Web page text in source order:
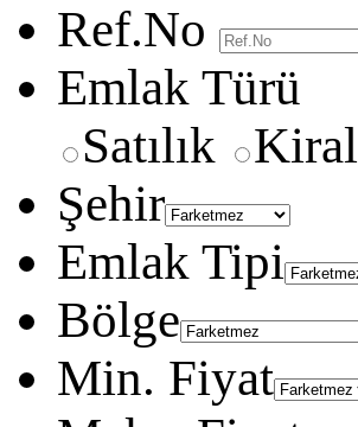
Ref.No
Emlak Türü
Satılık
Şehir
Emlak Tipi
Bölge
Min. Fiyat